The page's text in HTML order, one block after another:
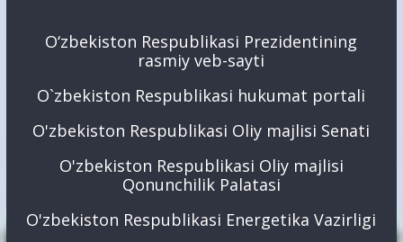
O‘zbekiston Respublikasi Prezidentining
rasmiy veb-sayti
O`zbekiston Respublikasi hukumat portali
O'zbekiston Respublikasi Oliy majlisi Senati
O'zbekiston Respublikasi Oliy majlisi
Qonunchilik Palatasi
O'zbekiston Respublikasi Energetika Vazirligi